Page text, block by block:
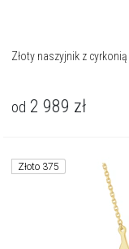
Złoty naszyjnik z cyrkonią
od 2 989 zł
Złoto 375